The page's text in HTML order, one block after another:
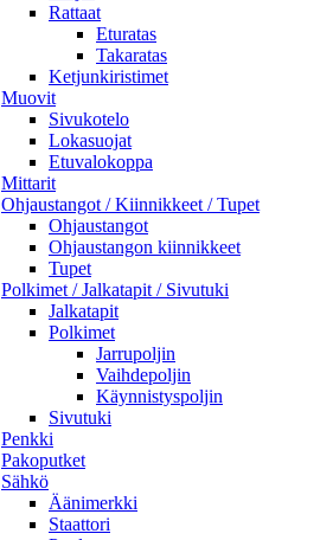
Rattaat
Eturatas
Takaratas
Ketjunkiristimet
Muovit
Sivukotelo
Lokasuojat
Etuvalokoppa
Mittarit
Ohjaustangot / Kiinnikkeet / Tupet
Ohjaustangot
Ohjaustangon kiinnikkeet
Tupet
Polkimet / Jalkatapit / Sivutuki
Jalkatapit
Polkimet
Jarrupoljin
Vaihdepoljin
Käynnistyspoljin
Sivutuki
Penkki
Pakoputket
Sähkö
Äänimerkki
Staattori